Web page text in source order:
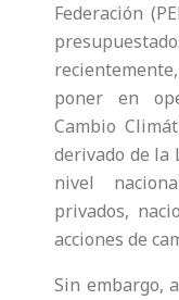
Federación
poner en
Cambio
derivado de la
nivel
privados,
acciones de
Sin embargo,